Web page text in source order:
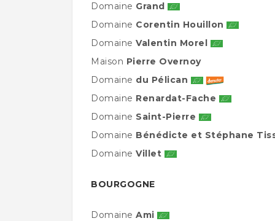
Domaine Grand
Domaine Corentin Houillon
Domaine Valentin Morel
Maison Pierre Overnoy
Domaine du Pélican
Domaine Renardat-Fache
Domaine Saint-Pierre
Domaine Bénédicte et Stéphane
Domaine Villet
BOURGOGNE
Domaine Ami